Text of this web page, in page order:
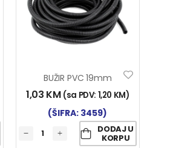
BUŽIR PVC 19mm
1,03 KM (sa PDV: 1,20 KM)
(ŠIFRA: 3459)
DODAJ U
KORPU